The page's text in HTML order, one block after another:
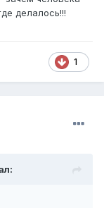
делалось!!!
1